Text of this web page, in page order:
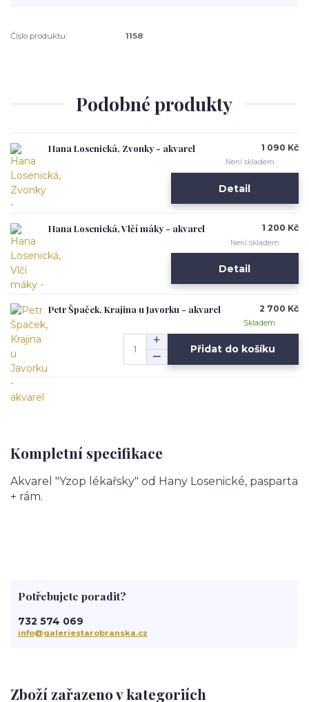
Číslo produktu: 1158
Podobné produkty
Hana Losenická, Zvonky - akvarel 1 090 Kč
Není skladem
Detail
Hana Losenická, Vlčí máky - akvarel 1 200 Kč
Není skladem
Detail
Petr Špaček, Krajina u Javorku - akvarel 2 700 Kč
Skladem
Přidat do košíku
Kompletní specifikace
Akvarel "Yzop lékařsky" od Hany Losenické, pasparta
+ rám.
Zboží zařazeno v kategoriích
Potřebujete poradit?
732 574 069
info@galeriestarobranska.cz